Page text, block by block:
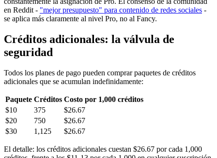
en Reddit - "mejor presupuesto" para contenido de redes sociales -
se aplica más claramente al nivel Pro, no al Fancy.
Créditos adicionales: la válvula de
seguridad
Todos los planes de pago pueden comprar paquetes de créditos
adicionales que se acumulan indefinidamente:
Paquete Créditos Costo por 1,000 créditos
$10
375
$26.67
$20
750
$26.67
$30
1,125 $26.67
El detalle: los créditos adicionales cuestan $26.67 por cada 1,000